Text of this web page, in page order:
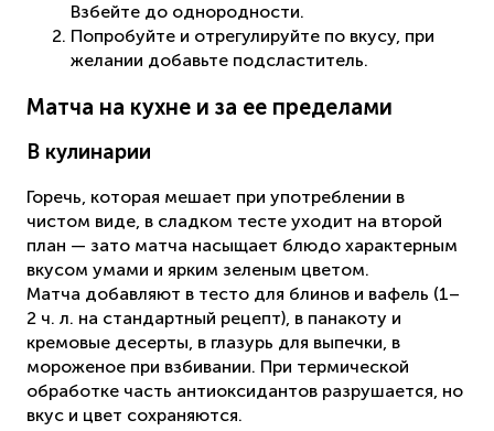
Взбейте до однородности.
Попробуйте и отрегулируйте по вкусу, при
желании добавьте подсластитель.
Матча на кухне и за ее пределами
В кулинарии
Горечь, которая мешает при употреблении в
чистом виде, в сладком тесте уходит на второй
план — зато матча насыщает блюдо характерным
вкусом умами и ярким зеленым цветом.
Матча добавляют в тесто для блинов и вафель (1–
2 ч. л. на стандартный рецепт), в панакоту и
кремовые десерты, в глазурь для выпечки, в
мороженое при взбивании. При термической
обработке часть антиоксидантов разрушается, но
вкус и цвет сохраняются.